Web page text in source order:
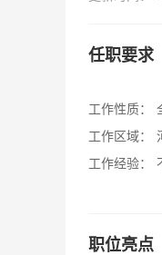
任职要求
工作性质：
工作区域：
工作经验：
职位亮点